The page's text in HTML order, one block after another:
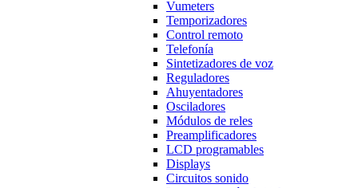
Vumeters
Temporizadores
Control remoto
Telefonía
Sintetizadores de voz
Reguladores
Ahuyentadores
Osciladores
Módulos de reles
Preamplificadores
LCD programables
Displays
Circuitos sonido